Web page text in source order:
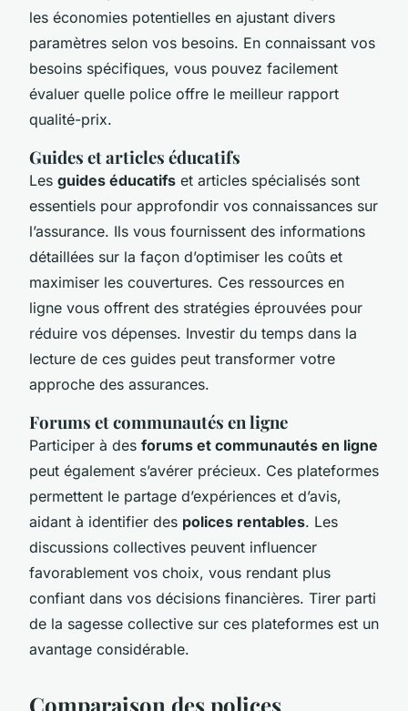
les économies potentielles en ajustant divers
paramètres selon vos besoins. En connaissant vos
besoins spécifiques, vous pouvez facilement
évaluer quelle police offre le meilleur rapport
qualité-prix.
Guides et articles éducatifs
Les guides éducatifs et articles spécialisés sont
essentiels pour approfondir vos connaissances sur
l’assurance. Ils vous fournissent des informations
détaillées sur la façon d’optimiser les coûts et
maximiser les couvertures. Ces ressources en
ligne vous offrent des stratégies éprouvées pour
réduire vos dépenses. Investir du temps dans la
lecture de ces guides peut transformer votre
approche des assurances.
Forums et communautés en ligne
Participer à des forums et communautés en ligne
peut également s’avérer précieux. Ces plateformes
permettent le partage d’expériences et d’avis,
aidant à identifier des polices rentables. Les
discussions collectives peuvent influencer
favorablement vos choix, vous rendant plus
confiant dans vos décisions financières. Tirer parti
de la sagesse collective sur ces plateformes est un
avantage considérable.
Comparaison des polices